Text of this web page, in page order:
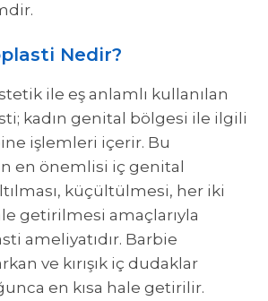
Nedir?
ile eş anlamlı kullanılan
kadın genital bölgesi ile ilgili
işlemleri içerir. Bu
en önemlisi iç genital
küçültülmesi, her iki
getirilmesi amaçlarıyla
ameliyatıdır. Barbie
ve kırışık iç dudaklar
en kısa hale getirilir.